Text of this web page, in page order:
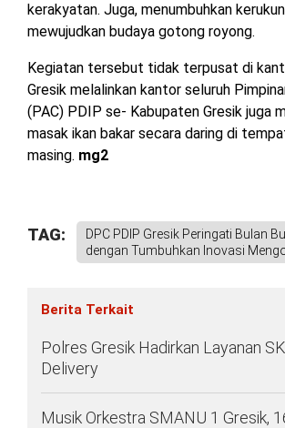
kerakyatan. Juga, menumbuhkan
mewujudkan budaya gotong royong.
Kegiatan tersebut tidak terpusat di
Gresik melalinkan kantor seluruh
(PAC) PDIP se- Kabupaten Gresik juga
masak ikan bakar secara daring di
masing. mg2
TAG:
DPC PDIP Gresik Peringati Bulan
dengan Tumbuhkan Inovasi
Berita Terkait
Polres Gresik Hadirkan Layanan
Delivery
Musik Orkestra SMANU 1 Gresik,